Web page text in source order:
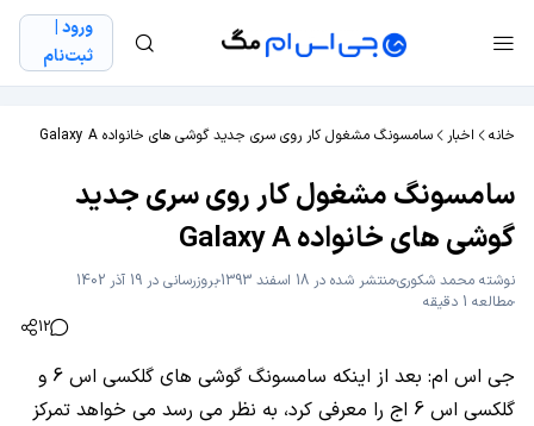
ورود |
ثبت‌نام
خانه اخبار سامسونگ مشغول کار روی سری جدید گوشی های خانواده Galaxy A
سامسونگ مشغول کار روی سری جدید
گوشی های خانواده Galaxy A
نوشته محمد شکوریمنتشر شده در 18 اسفند 1393
بروزرسانی در 19 آذر 1402
مطالعه 1 دقیقه
12
جی اس ام: بعد از اینکه سامسونگ گوشی های گلکسی اس 6 و
گلکسی اس 6 اج را معرفی کرد، به نظر می رسد می خواهد تمرکز